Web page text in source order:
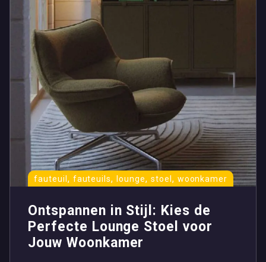
fauteuil, fauteuils,lounge, stoel, woonkamer
Ontspannen in Stijl: Kies de
Perfecte Lounge Stoel voor
Jouw Woonkamer